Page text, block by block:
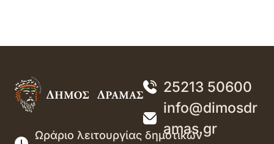
25213 50600
info@dimosdr
amas.gr
Ωράριο λειτουργίας δημοτικών